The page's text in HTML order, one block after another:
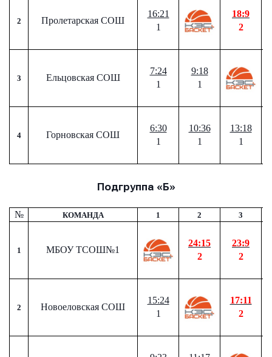
2 Пролетарская СОШ
16:21
1
18:9
2
3 Ельцовская СОШ
7:24
1
9:18
1
4 Горновская СОШ
6:30
1
10:36
1
13:18
1
Подгруппа «Б»
№ КОМАНДА 1 2 3
1 МБОУ ТСОШ№1
24:15
2
23:9
2
2 Новоеловская СОШ
15:24
1
17:11
2
Имя
Имя